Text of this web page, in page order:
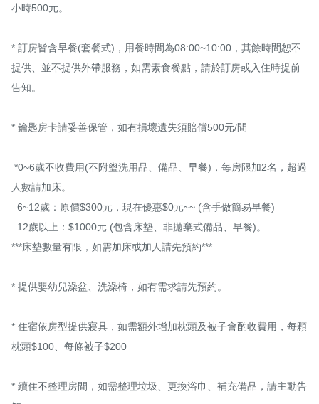
小時500元。
* 訂房皆含早餐(套餐式)，用餐時間為08:00~10:00，其餘時間恕不
提供、並不提供外帶服務，如需素食餐點，請於訂房或入住時提前
告知。
* 鑰匙房卡請妥善保管，如有損壞遺失須賠償500元/間
人數請加床。
***床墊數量有限，如需加床或加人請先預約***
* 提供嬰幼兒澡盆、洗澡椅，如有需求請先預約。
* 住宿依房型提供寢具，如需額外增加枕頭及被子會酌收費用，每顆
枕頭$100、每條被子$200
* 續住不整理房間，如需整理垃圾、更換浴巾、補充備品，請主動告